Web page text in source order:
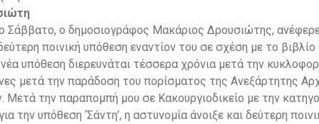
Σάββατο, ο δημοσιογράφος Μακάριος Δρουσιώτης,
ποινική υπόθεση εναντίον του σε σχέση με το
υπόθεση διερευνάται τέσσερα χρόνια μετά την
μετά την παράδοση του πορίσματος της Ανεξάρτητης
Μετά την παραπομπή μου σε Κακουργιοδικείο με την
την υπόθεση ‘Σάντη’, η αστυνομία άνοιξε και δεύτερη